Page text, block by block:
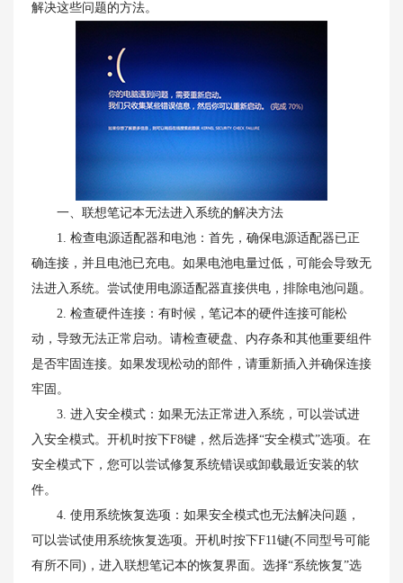
解决这些问题的方法。
一、联想笔记本无法进入系统的解决方法
1. 检查电源适配器和电池：首先，确保电源适配器已正
确连接，并且电池已充电。如果电池电量过低，可能会导致无
法进入系统。尝试使用电源适配器直接供电，排除电池问题。
2. 检查硬件连接：有时候，笔记本的硬件连接可能松
动，导致无法正常启动。请检查硬盘、内存条和其他重要组件
是否牢固连接。如果发现松动的部件，请重新插入并确保连接
牢固。
3. 进入安全模式：如果无法正常进入系统，可以尝试进
入安全模式。开机时按下F8键，然后选择“安全模式”选项。在
安全模式下，您可以尝试修复系统错误或卸载最近安装的软
件。
4. 使用系统恢复选项：如果安全模式也无法解决问题，
可以尝试使用系统恢复选项。开机时按下F11键(不同型号可能
有所不同)，进入联想笔记本的恢复界面。选择“系统恢复”选